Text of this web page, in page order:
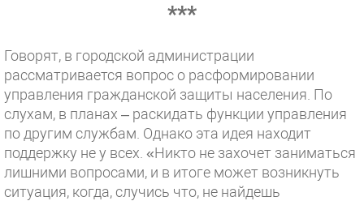
***
Говорят, в городской администрации
рассматривается вопрос о расформировании
управления гражданской защиты населения. По
слухам, в планах – раскидать функции управления
по другим службам. Однако эта идея находит
поддержку не у всех. «Никто не захочет заниматься
лишними вопросами, и в итоге может возникнуть
ситуация, когда, случись что, не найдешь